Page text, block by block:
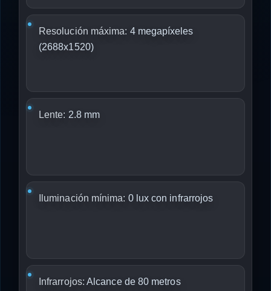
Resolución máxima: 4 megapíxeles
(2688x1520)
Lente: 2.8 mm
Iluminación mínima: 0 lux con infrarrojos
Infrarrojos: Alcance de 80 metros